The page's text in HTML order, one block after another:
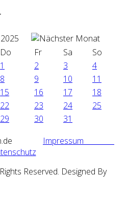
Do Fr Sa
So
1
2 3
4
8 9 10
11
15 16 17
18
22 23 24
25
29 30
31
Impressum
Reserved. Designed By